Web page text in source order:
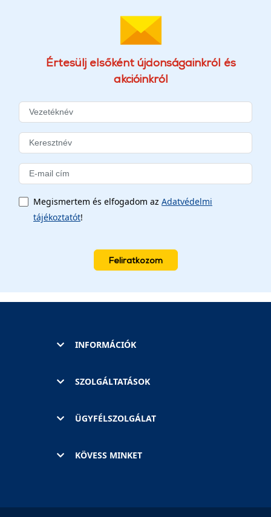
Értesülj elsőként újdonságainkról és
akcióinkról
Megismertem és elfogadom az Adatvédelmi
tájékoztatót!
Feliratkozom
INFORMÁCIÓK
SZOLGÁLTATÁSOK
ÜGYFÉLSZOLGÁLAT
KÖVESS MINKET